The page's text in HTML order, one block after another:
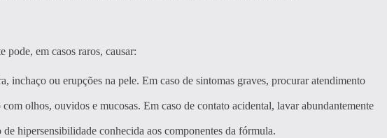
em casos raros, causar:
inchaço ou erupções na pele. Em caso de sintomas graves, procurar atendimento
olhos, ouvidos e mucosas. Em caso de contato acidental, lavar abundantemente
hipersensibilidade conhecida aos componentes da fórmula.